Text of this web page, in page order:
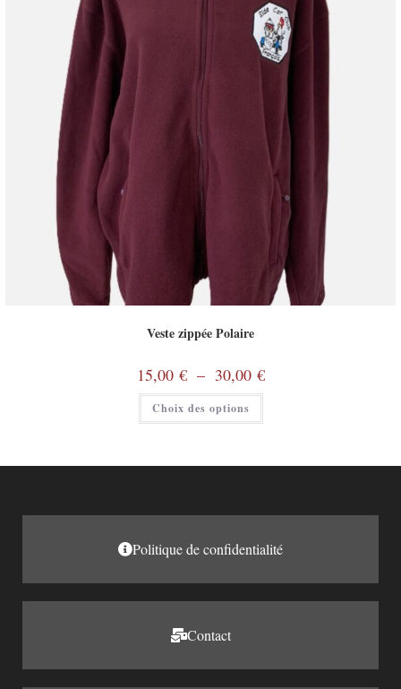
Veste zippée Polaire
15,00 € – 30,00 €
Choix des options
Politique de confidentialité
Contact